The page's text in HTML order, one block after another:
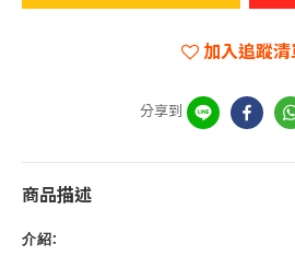
加入追蹤清
分享到
商品描述
介紹: